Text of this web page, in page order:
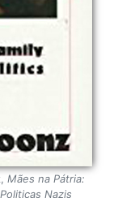
Mães na Pátria:
Nazis